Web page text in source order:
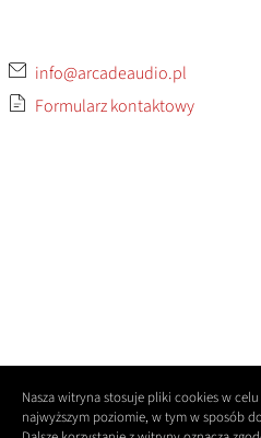
info@arcadeaudio.pl
Formularz kontaktowy
Nasza witryna stosuje pliki cookies w
najwyższym poziomie, w tym w sposób